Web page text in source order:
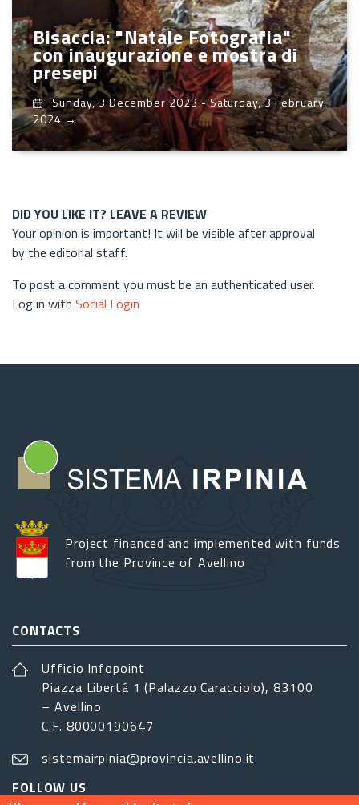
Bisaccia: "Natale Fotografia"
con inaugurazione e mostra di
presepi
Sunday, 3 December 2023-Saturday, 3 February
2024→
DID YOU LIKE IT? LEAVE A REVIEW
Your opinion is important! It will be visible after approval
by the editorial staff.
To post a comment you must be an authenticated user.
Log in with Social Login
Project financed and implemented with funds
from the Province of Avellino
CONTACTS
Ufficio Infopoint
Piazza Libertá 1 (Palazzo Caracciolo), 83100
– Avellino
C.F. 80000190647
sistemairpinia@provincia.avellino.it
FOLLOW US